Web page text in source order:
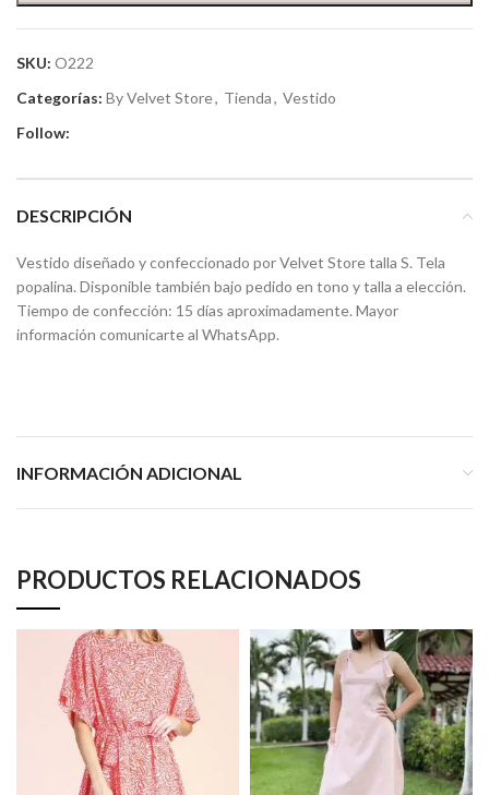
SKU: O222
Categorías: By Velvet Store, Tienda, Vestido
Follow:
DESCRIPCIÓN
Vestido diseñado y confeccionado por Velvet Store talla S. Tela
popalina. Disponible también bajo pedido en tono y talla a elección.
Tiempo de confección: 15 días aproximadamente. Mayor
información comunicarte al WhatsApp.
INFORMACIÓN ADICIONAL
PRODUCTOS RELACIONADOS